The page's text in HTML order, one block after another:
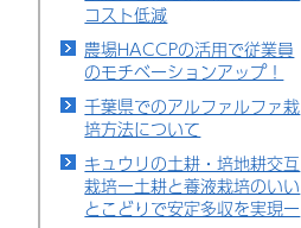
コスト低減
農場HACCPの活用で従業員
のモチベーションアップ！
千葉県でのアルファルファ栽
培方法について
キュウリの土耕・培地耕交互
栽培ー土耕と養液栽培のいい
とこどりで安定多収を実現ー